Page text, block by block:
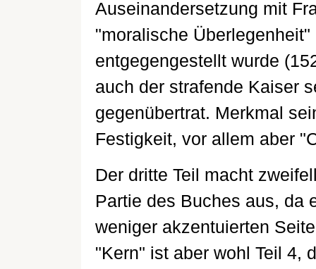
Auseinandersetzung mit
"moralische
entgegengestellt wurde
auch der strafende Kaiser
gegenübertrat. Merkmal
Festigkeit, vor allem aber
Der dritte Teil macht
Partie des Buches aus, da
weniger akzentuierten
"Kern" ist aber wohl Teil 4,